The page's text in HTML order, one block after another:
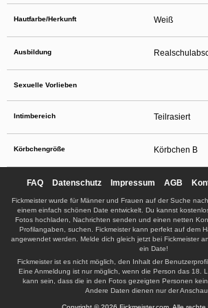
Hautfarbe/Herkunft Weiß
Ausbildung
Sexuelle Vorlieben
Intimbereich Teilrasiert
Körbchengröße Körbchen B
FAQ Datenschutz Impressum AGB
Fickmeister wurde für Männer und Frauen auf der Suche
einem einfach schönen Date entwickelt. Du kannst
Fotos hochladen, Nachrichten senden und einen netten
Profilangaben, suchen. Fickmeister kann perfekt auf dem
angewendet werden. Melde dich gleich jetzt bei Fickmeister
ein Date!
Fickmeister ist es nicht möglich, den Inhalt der
Eine Anmeldung ist nur möglich, wenn die Person das 18.
kann sein, dass die in den Fotos gezeigten Personen
Andere Daten dienen nur der